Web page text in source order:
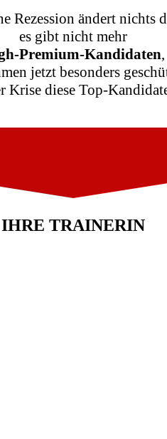
Rezession ändert nichts
es gibt nicht mehr
Premium-Kandidaten,
jetzt besonders
Krise diese Top-
IHRE TRAINERIN